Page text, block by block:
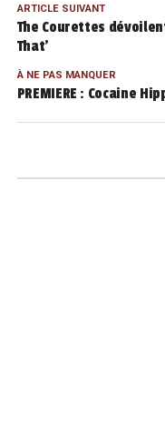
ARTICLE SUIVANT
The Courettes
That’
À NE PAS MANQUER
PREMIERE : Cocaine